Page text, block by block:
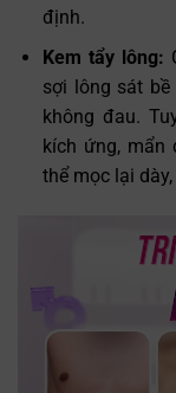
định.
Kem tẩy lông:
sợi lông sát
không đau.
kích ứng, mẩn
thể mọc lại